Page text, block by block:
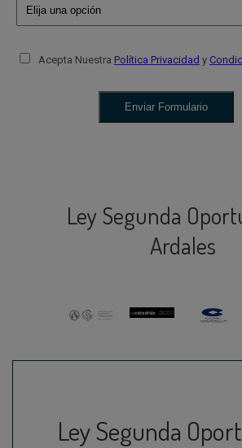
Acepta Nuestra Política Privacidad y
Ley Segunda
Ardales
Ley Segunda